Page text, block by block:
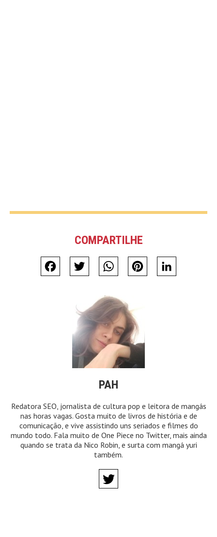
COMPARTILHE
FacebookTwitter WhatsAppPinterestLinkedIn
PAH
Redatora SEO, jornalista de cultura pop e leitora de mangás
nas horas vagas. Gosta muito de livros de história e de
comunicação, e vive assistindo uns seriados e filmes do
mundo todo. Fala muito de One Piece no Twitter, mais ainda
quando se trata da Nico Robin, e surta com mangá yuri
também.